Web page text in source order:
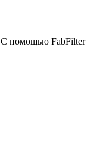
С помощью FabFilter